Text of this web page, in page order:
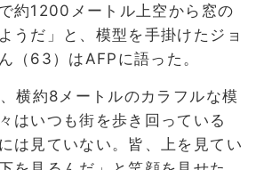
約1200メートル上空から窓の
うだ」と、模型を手掛けたジョ
（63）はAFPに語った。
横約8メートルのカラフルな模
はいつも街を歩き回っている
は見ていない。皆、上を見てい